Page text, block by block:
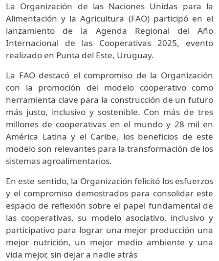
La Organización de las Naciones Unidas para la
Alimentación y la Agricultura (FAO) participó en el
lanzamiento de la Agenda Regional del Año
Internacional de las Cooperativas 2025, evento
realizado en Punta del Este, Uruguay.
La FAO destacó el compromiso de la Organización
con la promoción del modelo cooperativo como
herramienta clave para la construcción de un futuro
más justo, inclusivo y sostenible. Con más de tres
millones de cooperativas en el mundo y 28 mil en
América Latina y el Caribe, los beneficios de este
modelo son relevantes para la transformación de los
sistemas agroalimentarios.
En este sentido, la Organización felicitó los esfuerzos
y el compromiso demostrados para consolidar este
espacio de reflexión sobre el papel fundamental de
las cooperativas, su modelo asociativo, inclusivo y
participativo para lograr una mejor producción una
mejor nutrición, un mejor medio ambiente y una
vida mejor, sin dejar a nadie atrás